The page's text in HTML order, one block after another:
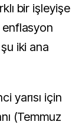
bir işleyişe
enflasyon
iki ana
yarısı için
(Temmuz